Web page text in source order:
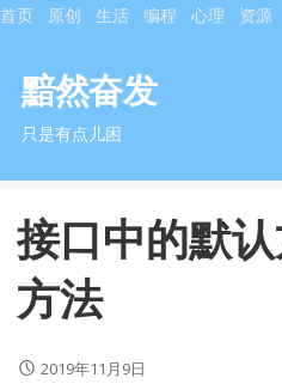
S
首页 原创 生活 编程 心理 资源
黯然奋发
只是有点儿困
接口中的默
方法
2019年11月9日